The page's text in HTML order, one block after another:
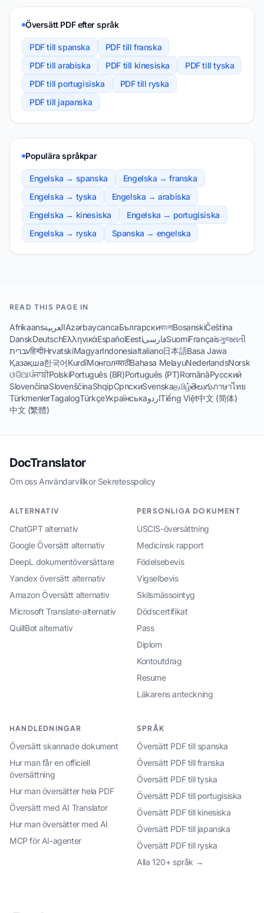
Översätt PDF efter språk
PDF till spanska
PDF till franska
PDF till arabiska
PDF till kinesiska
PDF till tyska
PDF till portugisiska
PDF till ryska
PDF till japanska
Populära språkpar
Engelska → spanska
Engelska → franska
Engelska → tyska
Engelska → arabiska
Engelska → kinesiska
Engelska → portugisiska
Engelska → ryska
Spanska → engelska
READ THIS PAGE IN
AfrikaansالعربيةAzərbaycancaБългарскиবাংলাBosanskiČeština
DanskDeutschΕλληνικάEspañolEestiفارسیSuomiFrançaisગુજરાતી
עבריתहिन्दीHrvatskiMagyarIndonesiaItaliano日本語Basa Jawa
Қазақша한국어KurdîМонголमराठीBahasa MelayuNederlandsNorsk
ଓଡିଆਪੰਜਾਬੀPolskiPortuguês (BR)Português (PT)RomânăРусский
SlovenčinaSlovenščinaShqipСрпскиSvenskaதமிழ்తెలుగుภาษาไทย
TürkmenlerTagalogTürkçeУкраїнськаاردوTiếng Việt中文 (简体)
中文 (繁體)
DocTranslator
Om oss·Användarvillkor·Sekretesspolicy
ALTERNATIV
ChatGPT alternativ
Google Översätt alternativ
DeepL dokumentöversättare
Yandex översätt alternativ
Amazon Översätt alternativ
Microsoft Translate-alternativ
QuillBot alternativ
PERSONLIGA DOKUMENT
USCIS-översättning
Medicinsk rapport
Födelsebevis
Vigselbevis
Skilsmässointyg
Dödscertifikat
Pass
Diplom
Kontoutdrag
Resume
Läkarens anteckning
HANDLEDNINGAR
Översätt skannade dokument
Hur man får en officiell
översättning
Hur man översätter hela PDF
Översätt med AI Translator
Hur man översätter med AI
MCP för AI-agenter
SPRÅK
Översätt PDF till spanska
Översätt PDF till franska
Översätt PDF till tyska
Översätt PDF till portugisiska
Översätt PDF till kinesiska
Översätt PDF till japanska
Översätt PDF till ryska
Alla 120+ språk →